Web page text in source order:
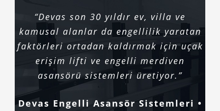
“Devas son 30 yıldır ev, villa ve
kamusal alanlar da engellilik yaratan
faktörleri ortadan kaldırmak için uçak
erişim lifti ve engelli merdiven
asansörü sistemleri üretiyor.”
Devas Engelli Asansör Sistemleri •